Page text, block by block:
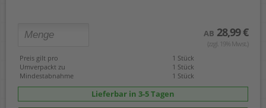
AB 28,99 €
(zzgl. 19% Mwst.)
Preis gilt pro
1 Stück
Umverpackt zu
1 Stück
Mindestabnahme
1 Stück
Lieferbar in 3-5 Tagen